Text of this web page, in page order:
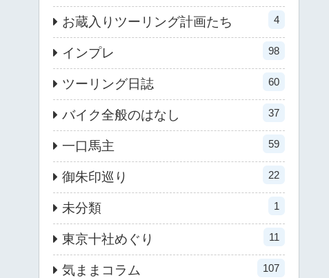
お蔵入りツーリング計画たち 4
インプレ 98
ツーリング日誌 60
バイク全般のはなし 37
一口馬主 59
御朱印巡り 22
未分類 1
東京十社めぐり 11
気ままコラム 107